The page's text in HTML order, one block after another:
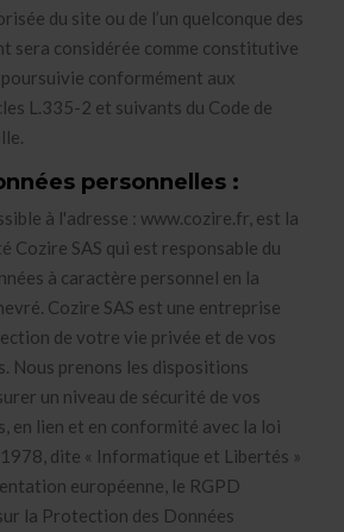
du site ou de l’un quelconque des
sera considérée comme constitutive
conformément aux
L.335-2 et suivants du Code de
personnelles :
à l'adresse : www.cozire.fr, est la
Cozire SAS qui est responsable du
à caractère personnel en la
Cozire SAS est une entreprise
de votre vie privée et de vos
Nous prenons les dispositions
un niveau de sécurité de vos
en lien et en conformité avec la loi
dite « Informatique et Libertés »
européenne, le RGPD
la Protection des Données